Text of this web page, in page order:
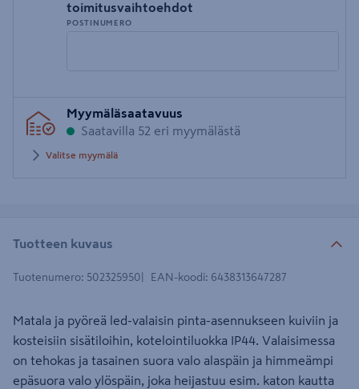
toimitusvaihtoehdot
POSTINUMERO
postinumero
Myymäläsaatavuus
Saatavilla 52 eri myymälästä
Valitse myymälä
Tuotteen kuvaus
Tuotenumero: 502325950 EAN-koodi: 6438313647287
Matala ja pyöreä led-valaisin pinta-asennukseen kuiviin ja
kosteisiin sisätiloihin, kotelointiluokka IP44. Valaisimessa
on tehokas ja tasainen suora valo alaspäin ja himmeämpi
epäsuora valo ylöspäin, joka heijastuu esim. katon kautta